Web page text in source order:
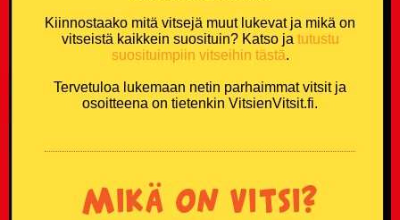
Kiinnostaako mitä vitsejä muut lukevat ja mikä on
vitseistä kaikkein suosituin? Katso ja tutustu
suosituimpiin vitseihin tästä.
Tervetuloa lukemaan netin parhaimmat vitsit ja
osoitteena on tietenkin VitsienVitsit.fi.
Mikä on vitsi?